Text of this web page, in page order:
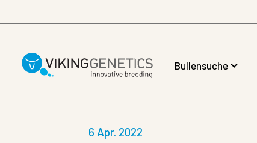
Bullensuche
6 Apr. 2022